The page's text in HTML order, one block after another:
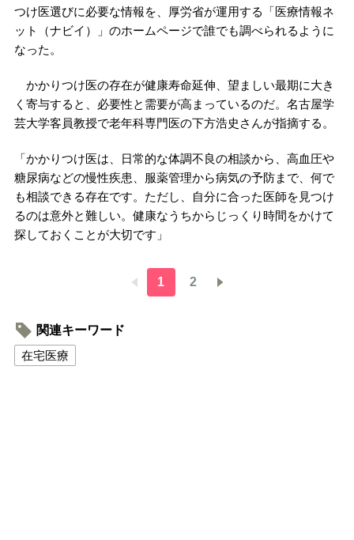
つけ医選びに必要な情報を、厚労省が運用する「医療情報ネ
ット（ナビイ）」のホームページで誰でも調べられるように
なった。
かかりつけ医の存在が健康寿命延伸、望ましい最期に大き
く寄与すると、必要性と需要が高まっているのだ。名古屋学
芸大学客員教授で老年科専門医の下方浩史さんが指摘する。
「かかりつけ医は、日常的な体調不良の相談から、高血圧や
糖尿病などの慢性疾患、服薬管理から病気の予防まで、何で
も相談できる存在です。ただし、自分に合った医師を見つけ
るのは意外と難しい。健康なうちからじっくり時間をかけて
探しておくことが大切です」
1 2
関連キーワード
在宅医療